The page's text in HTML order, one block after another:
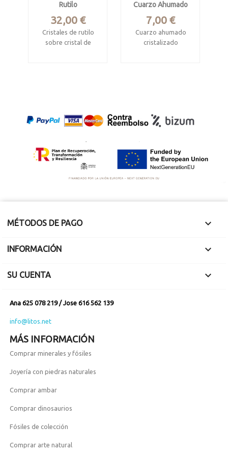
Rutilo
Precio
32,00 €
Cristales de rutilo
sobre cristal de
Cuarzo Ahumado
Precio
7,00 €
Cuarzo ahumado
cristalizado
MÉTODOS DE PAGO 
INFORMACIÓN 
SU CUENTA 
Ana 625 078 219 / Jose 616 562 139
info@litos.net
MÁS INFORMACIÓN
Comprar minerales y fósiles
Joyería con piedras naturales
Comprar ambar
Comprar dinosaurios
Fósiles de colección
Comprar arte natural